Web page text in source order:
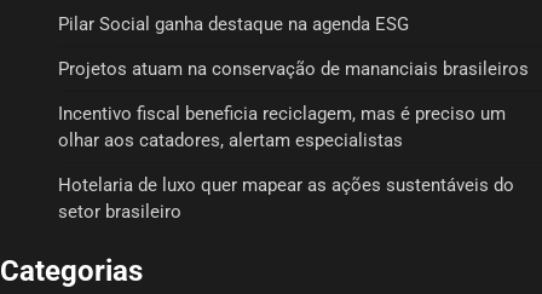
Pilar Social ganha destaque na agenda ESG
Projetos atuam na conservação de mananciais brasileiros
Incentivo fiscal beneficia reciclagem, mas é preciso um
olhar aos catadores, alertam especialistas
Hotelaria de luxo quer mapear as ações sustentáveis do
setor brasileiro
Categorias